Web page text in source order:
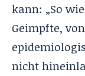
kann: „So
Geimpfte,
nicht